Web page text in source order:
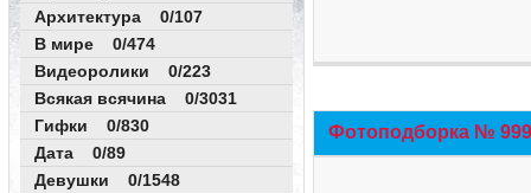
Архитектура 0/107
В мире 0/474
Видеоролики 0/223
Всякая всячина 0/3031
Гифки 0/830
Дата 0/89
Девушки 0/1548
Фотоподборка №